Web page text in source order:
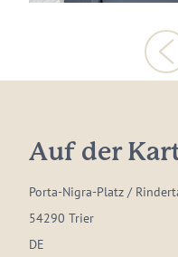
Auf der
Porta-Nigra-Platz /
54290 Trier
DE